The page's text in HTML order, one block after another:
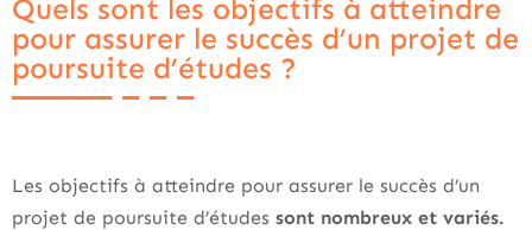
Quels sont les objectifs à atteindre
pour assurer le succès d’un projet de
poursuite d’études ?
Les objectifs à atteindre pour assurer le succès d’un
projet de poursuite d’études sont nombreux et variés.